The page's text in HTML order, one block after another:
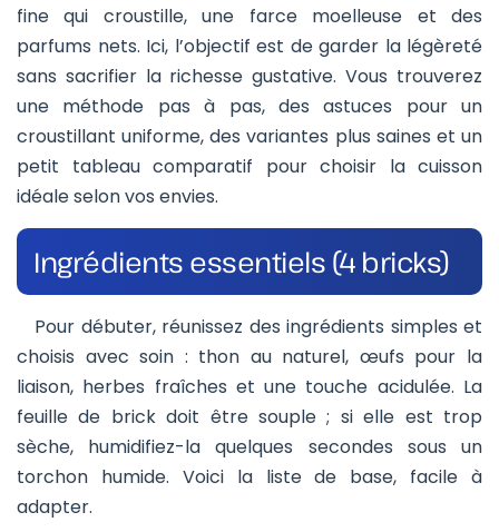
fine qui croustille, une farce moelleuse et des
parfums nets. Ici, l’objectif est de garder la légèreté
sans sacrifier la richesse gustative. Vous trouverez
une méthode pas à pas, des astuces pour un
croustillant uniforme, des variantes plus saines et un
petit tableau comparatif pour choisir la cuisson
idéale selon vos envies.
Ingrédients essentiels (4 bricks)
Pour débuter, réunissez des ingrédients simples et
choisis avec soin : thon au naturel, œufs pour la
liaison, herbes fraîches et une touche acidulée. La
feuille de brick doit être souple ; si elle est trop
sèche, humidifiez-la quelques secondes sous un
torchon humide. Voici la liste de base, facile à
adapter.